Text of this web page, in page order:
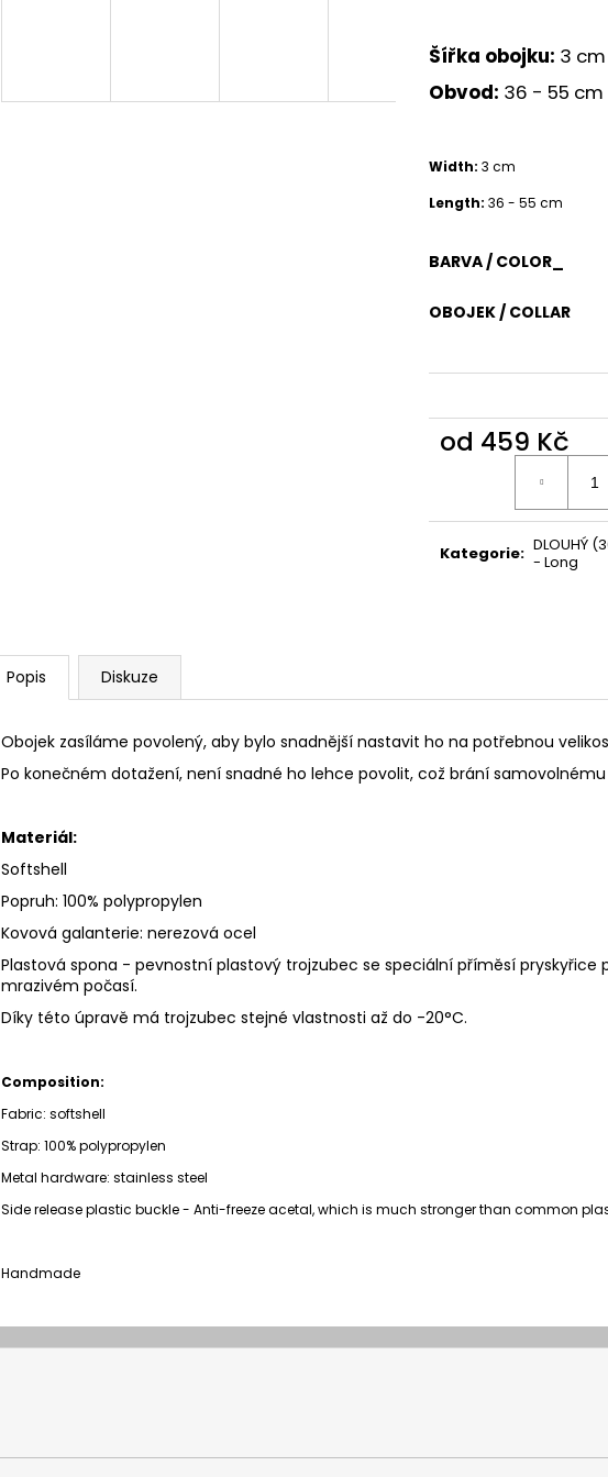
Šířka obojku: 3 cm
Obvod: 36 - 55 cm
Width: 3 cm
Length: 36 - 55 cm
BARVA / COLOR_
OBOJEK / COLLAR
od 459 Kč
Kategorie: DLOUHÝ
- Long
Popis Diskuze
Obojek zasíláme povolený, aby bylo snadnější nastavit ho na potřebnou
Po konečném dotažení, není snadné ho lehce povolit, což brání
Materiál:
Softshell
Popruh: 100% polypropylen
Kovová galanterie: nerezová ocel
Plastová spona - pevnostní plastový trojzubec se speciální příměsí pryskyřice
mrazivém počasí.
Díky této úpravě má trojzubec stejné vlastnosti až do -20°C.
Composition:
Fabric: softshell
Strap: 100% polypropylen
Metal hardware: stainless steel
Side release plastic buckle - Anti-freeze acetal, which is much stronger than common
Handmade